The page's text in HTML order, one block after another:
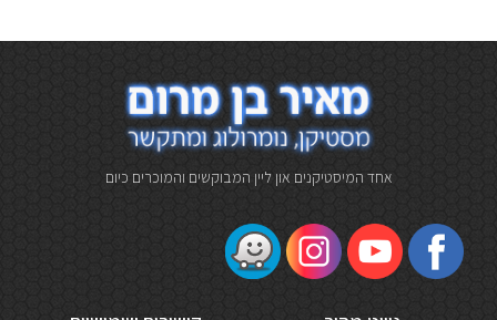
אחד המיסטיקנים און ליין המבוקשים והמוכרים כיום